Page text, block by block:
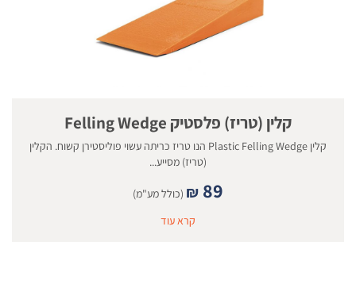
קלין (טריז) פלסטיק Felling Wedge
קלין Plastic Felling Wedge הנו טריז כריתה עשוי פוליסטירן קשוח. הקלין
(טריז) מסייע...
₪ 89
(כולל מע"מ)
קרא עוד